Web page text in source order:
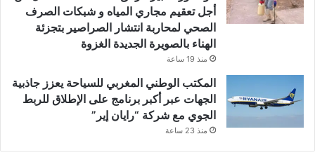
أجل تعقيم مجاري المياه و شبكات الصرف
الصحي لمحاربة انتشار الصراصير بتجزئة
الهناء بالصويرة الجديدة الغزوة
منذ 19 ساعة
المكتب الوطني المغربي للسياحة يعزز جاذبية
الجهات عبر أكبر برنامج على الإطلاق للربط
الجوي مع شركة “رايان إير”
منذ 23 ساعة